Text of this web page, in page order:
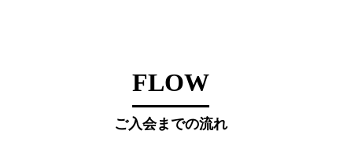
FLOW
ご入会までの流れ